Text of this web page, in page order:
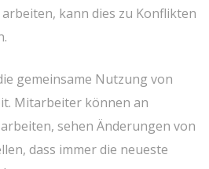
kann dies zu Konflikten
gemeinsame Nutzung von
Mitarbeiter können an
sehen Änderungen von
dass immer die neueste